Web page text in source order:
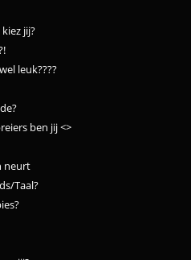
jij?
leuk????
ben jij <>
neurt
Taal?